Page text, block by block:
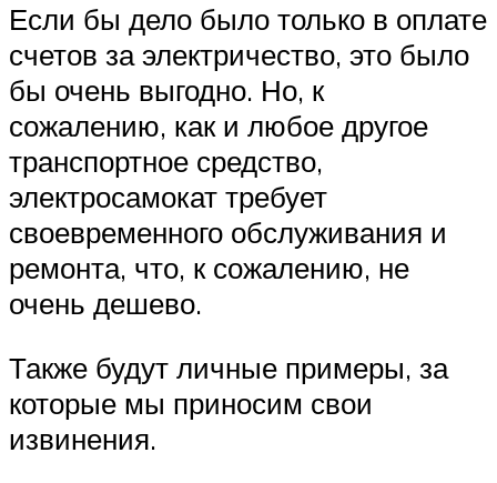
Если бы дело было только в оплате
счетов за электричество, это было
бы очень выгодно. Но, к
сожалению, как и любое другое
транспортное средство,
электросамокат требует
своевременного обслуживания и
ремонта, что, к сожалению, не
очень дешево.
Также будут личные примеры, за
которые мы приносим свои
извинения.